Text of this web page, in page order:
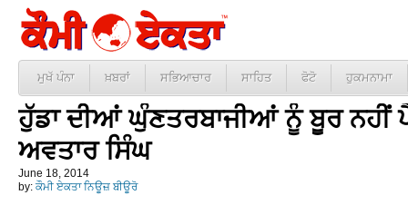
ਮੁਖੱ ਪੰਨਾ ਖ਼ਬਰਾਂ ਸਭਿਆਚਾਰ ਸਾਹਿਤ ਫੋਟੋ ਹੁਕਮਨਾਮਾ
ਹੁੱਡਾ ਦੀਆਂ ਘੁੰਣਤਰਬਾਜੀਆਂ ਨੂੰ ਬੂਰ ਨਹੀਂ
ਅਵਤਾਰ ਸਿੰਘ
June 18, 2014
by: ਕੌਮੀ ਏਕਤਾ ਨਿਊਜ਼ ਬੀਊਰੋ